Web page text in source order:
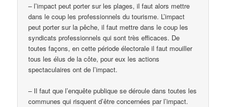
– l’impact peut porter sur les plages, il faut alors mettre
dans le coup les professionnels du tourisme. L’impact
peut porter sur la pêche, il faut mettre dans le coup les
syndicats professionnels qui sont très efficaces. De
toutes façons, en cette période électorale il faut mouiller
tous les élus de la côte, pour eux les actions
spectaculaires ont de l’impact.
– Il faut que l’enquête publique se déroule dans toutes les
communes qui risquent d’être concernées par l’impact.